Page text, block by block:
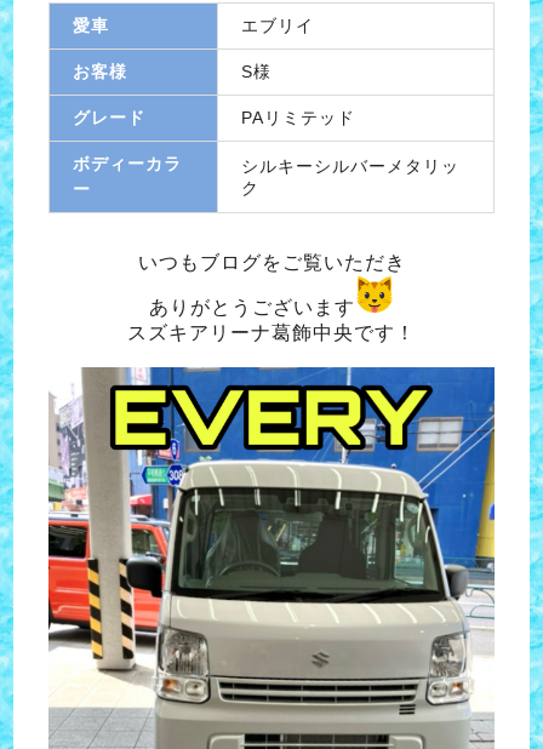
愛車 エブリイ
お客様 S様
グレード PAリミテッド
ボディーカラ
ー
シルキーシルバーメタリッ
ク
いつもブログをご覧いただき
ありがとうございます
スズキアリーナ葛飾中央です！